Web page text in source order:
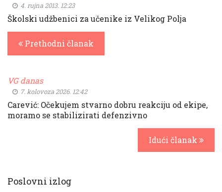
4. rujna 2013. 12:23
Školski udžbenici za učenike iz Velikog Polja
Prethodni članak
VG danas
7. kolovoza 2026. 12:42
Carević: Očekujem stvarno dobru reakciju od ekipe,
moramo se stabilizirati defenzivno
Idući članak
Poslovni izlog